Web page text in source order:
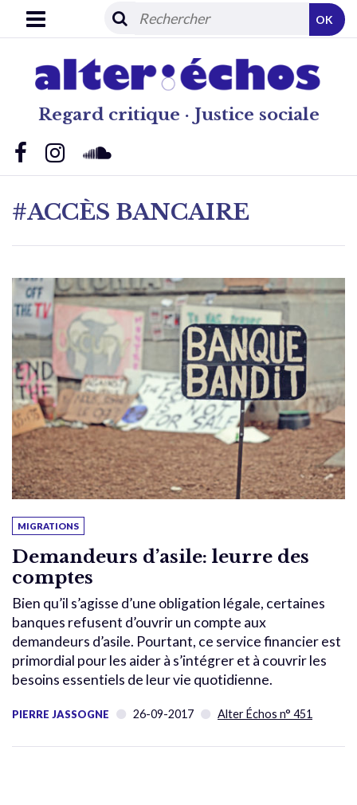
Regard critique · Justice sociale
OK
#ACCÈS BANCAIRE
MIGRATIONS
Demandeurs d’asile: leurre des
comptes
Bien qu’il s’agisse d’une obligation légale, certaines
banques refusent d’ouvrir un compte aux
demandeurs d’asile. Pourtant, ce service financier est
primordial pour les aider à s’intégrer et à couvrir les
besoins essentiels de leur vie quotidienne.
PIERRE JASSOGNE 26-09-2017 Alter Échos n° 451